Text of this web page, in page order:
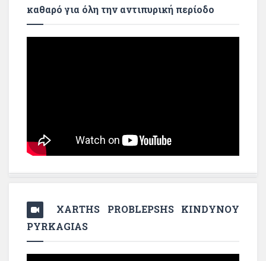
καθαρό για όλη την αντιπυρική περίοδο
XARTHS PROBLEPSHS KINDYNOY
PYRKAGIAS